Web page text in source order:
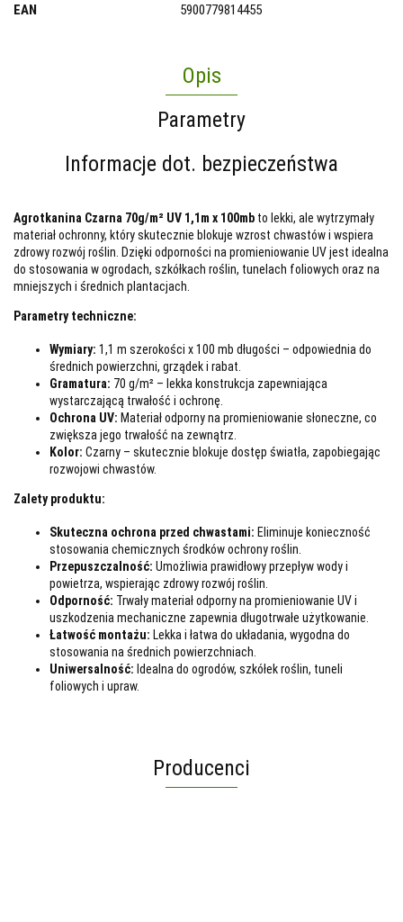
EAN 5900779814455
Opis
Parametry
Informacje dot. bezpieczeństwa
Agrotkanina Czarna 70g/m² UV 1,1m x 100mb to lekki, ale wytrzymały
materiał ochronny, który skutecznie blokuje wzrost chwastów i wspiera
zdrowy rozwój roślin. Dzięki odporności na promieniowanie UV jest idealna
do stosowania w ogrodach, szkółkach roślin, tunelach foliowych oraz na
mniejszych i średnich plantacjach.
Parametry techniczne:
Wymiary: 1,1 m szerokości x 100 mb długości – odpowiednia do
średnich powierzchni, grządek i rabat.
Gramatura: 70 g/m² – lekka konstrukcja zapewniająca
wystarczającą trwałość i ochronę.
Ochrona UV: Materiał odporny na promieniowanie słoneczne, co
zwiększa jego trwałość na zewnątrz.
Kolor: Czarny – skutecznie blokuje dostęp światła, zapobiegając
rozwojowi chwastów.
Zalety produktu:
Skuteczna ochrona przed chwastami: Eliminuje konieczność
stosowania chemicznych środków ochrony roślin.
Przepuszczalność: Umożliwia prawidłowy przepływ wody i
powietrza, wspierając zdrowy rozwój roślin.
Odporność: Trwały materiał odporny na promieniowanie UV i
uszkodzenia mechaniczne zapewnia długotrwałe użytkowanie.
Łatwość montażu: Lekka i łatwa do układania, wygodna do
stosowania na średnich powierzchniach.
Uniwersalność: Idealna do ogrodów, szkółek roślin, tuneli
foliowych i upraw.
Producenci